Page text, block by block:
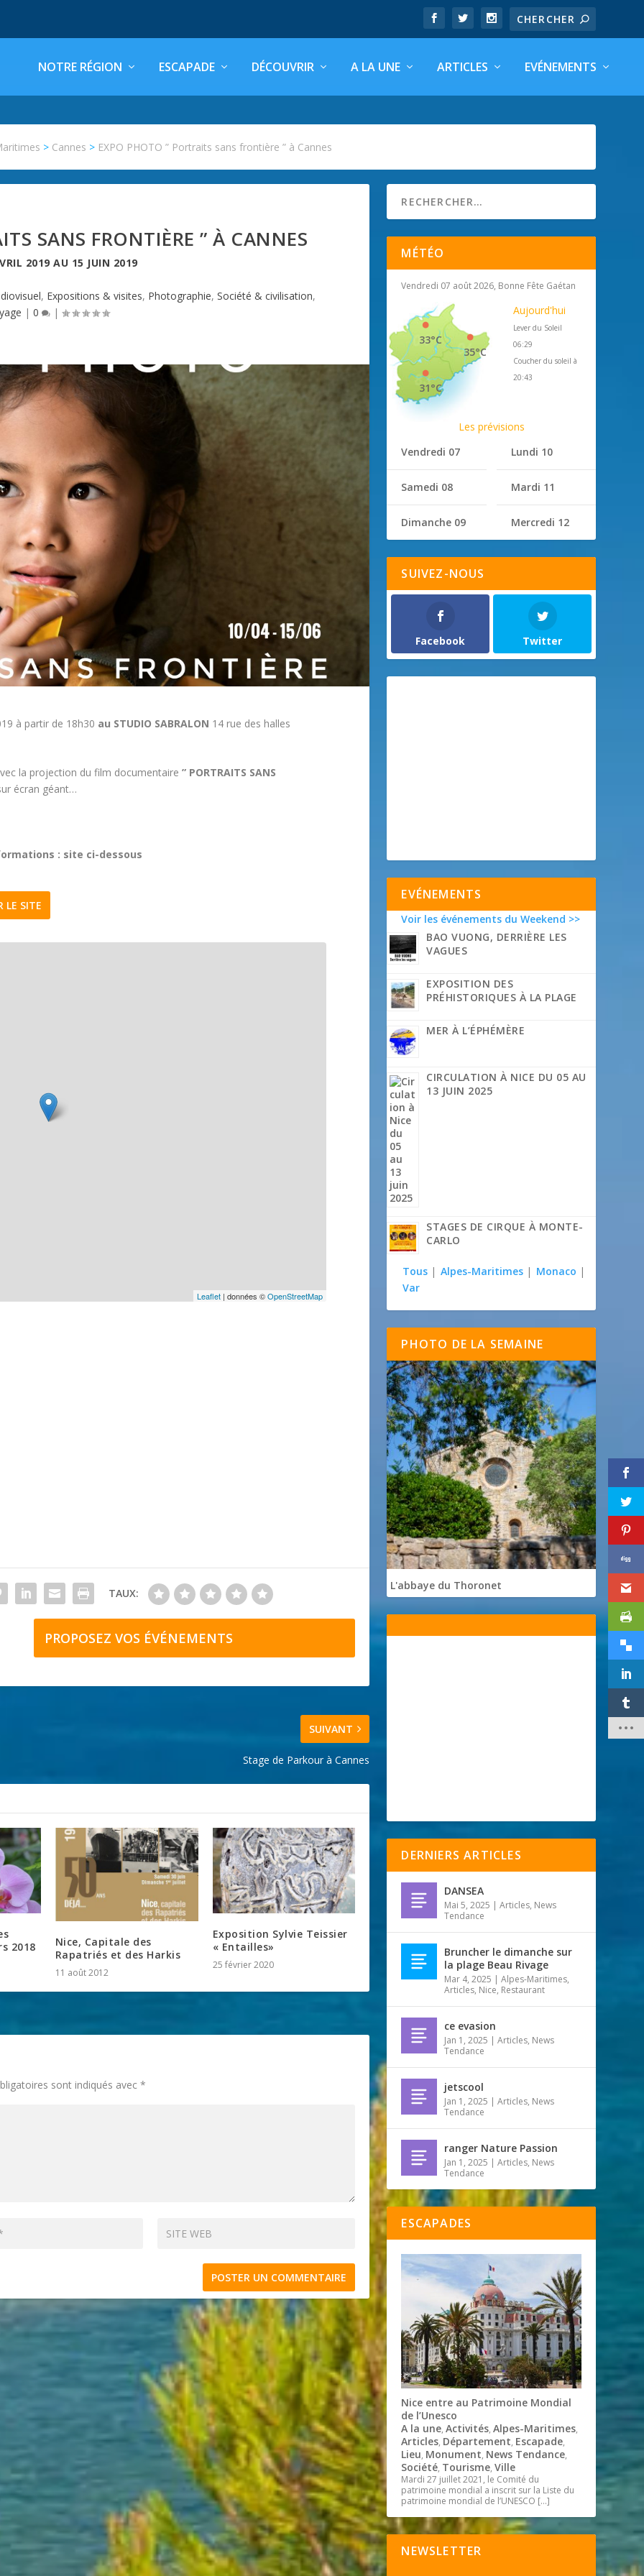
NOTRE RÉGION ESCAPADE DÉCOUVRIR A LA UNE ARTICLES EVÉNEMENTS
> Cannes > EXPO PHOTO ” Portraits sans frontière ” à Cannes
SANS FRONTIÈRE ” À CANNES
2019 AU 15 JUIN 2019
, Expositions & visites, Photographie,Société & civilisation,
| 0 |
à partir de 18h30 au STUDIO SABRALON 14 rue des halles
la projection du film documentaire” PORTRAITS SANS
écran géant…
: site ci-dessous
LE SITE
Leaflet | données ©OpenStreetMap
TAUX:
PROPOSEZ VOS ÉVÉNEMENTS
SUIVANT
Stage de Parkour à Cannes
2018
Nice, Capitale des
Rapatriés et des Harkis
11 août 2012
Exposition Sylvie Teissier
« Entailles»
25 février 2020
sont indiqués avec*
MÉTÉO
Vendredi 07 août 2026, Bonne Fête Gaétan
35°C
33°C
31°C
Aujourd'hui
Lever du Soleil
06:29
Coucher du soleil à
20:43
Les prévisions
Vendredi 07
Samedi 08
Dimanche 09
Lundi 10
Mardi 11
Mercredi 12
SUIVEZ-NOUS
Facebook Twitter
EVÉNEMENTS
Voir les événements du Weekend >>
BAO VUONG, DERRIÈRE LES
VAGUES
EXPOSITION DES
PRÉHISTORIQUES À LA PLAGE
MER À L’ÉPHÉMÈRE
CIRCULATION À NICE DU 05 AU
13 JUIN 2025
STAGES DE CIRQUE À MONTE-
CARLO
Tous | Alpes-Maritimes | Monaco |
Var
PHOTO DE LA SEMAINE
L'abbaye du Thoronet
DERNIERS ARTICLES
DANSEA
Mai 5, 2025 |Articles, News
Tendance
Bruncher le dimanche sur
la plage Beau Rivage
Mar 4, 2025 |Alpes-Maritimes,
Articles, Nice, Restaurant
ce evasion
Jan 1, 2025 |Articles, News
Tendance
jetscool
Jan 1, 2025 |Articles, News
Tendance
ranger Nature Passion
Jan 1, 2025 |Articles, News
Tendance
ESCAPADES
Nice entre au Patrimoine Mondial
de l’Unesco
A la une,Activités,Alpes-Maritimes,
Articles, Département, Escapade,
Lieu, Monument, News Tendance,
Société, Tourisme,Ville
Mardi 27 juillet 2021, le Comité du
patrimoine mondial a inscrit sur la Liste du
patrimoine mondial de l’UNESCO […]
NEWSLETTER